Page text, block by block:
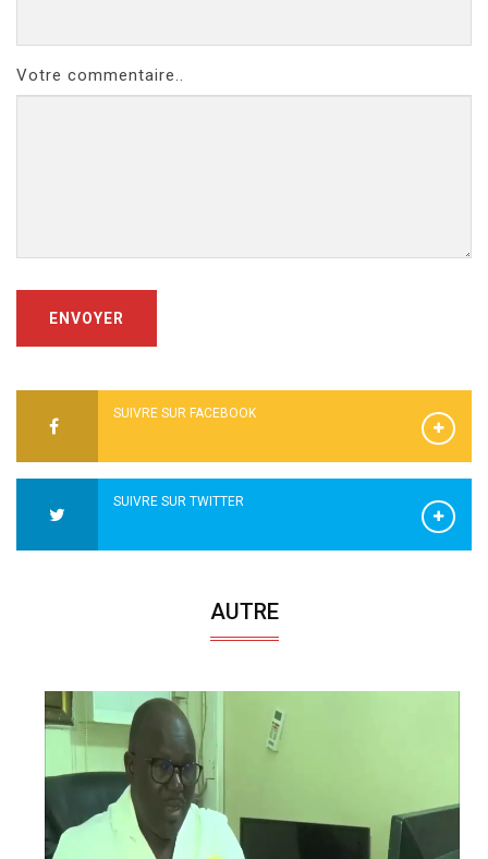
Votre commentaire..
ENVOYER
SUIVRE SUR FACEBOOK
SUIVRE SUR TWITTER
AUTRE